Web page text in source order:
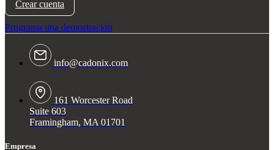
Crear cuenta
Programa una demostración
info@cadonix.com
161 Worcester Road
Suite 603
Framingham, MA 01701
Empresa